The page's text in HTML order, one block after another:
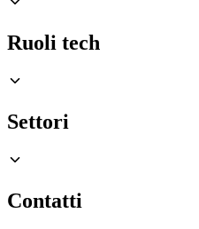
Ruoli tech
Settori
Contatti